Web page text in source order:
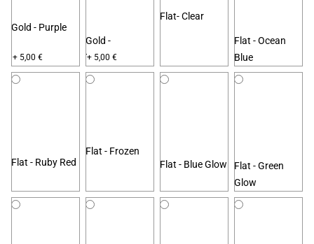
Gold - Purple
+ 5,00 €
Gold -
Turquoise
+ 5,00 €
Flat- Clear
Flat - Ocean
Blue
Flat - Ruby Red
Flat - Frozen
Flat - Blue Glow
Flat - Green
Glow